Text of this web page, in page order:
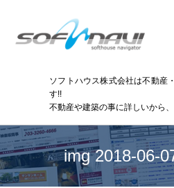
ソフトハウス株式会社は不動産
す!!
不動産や建築の事に詳しいから
img 2018-06-